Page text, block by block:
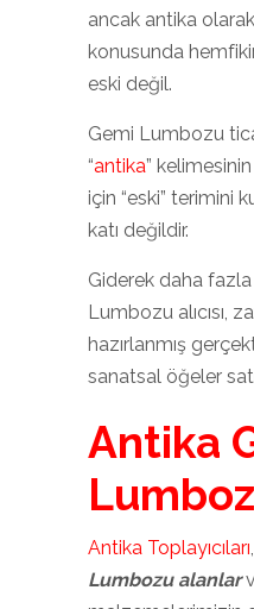
ancak antika
konusunda
eski değil.
Gemi Lumbozu
“antika” kelimesinin
için “eski” terimini
katı değildir.
Giderek daha fazla
Lumbozu alıcısı,
hazırlanmış
sanatsal öğeler
Antika
Antika Toplayıcıları
Lumbozu alanlar